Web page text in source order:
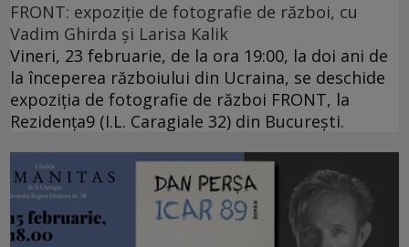
FRONT: expoziție de fotografie de război, cu
Vadim Ghirda și Larisa Kalik
Vineri, 23 februarie, de la ora 19:00, la doi ani de
la începerea războiului din Ucraina, se deschide
expoziția de fotografie de război FRONT, la
Rezidența9 (I.L. Caragiale 32) din București.